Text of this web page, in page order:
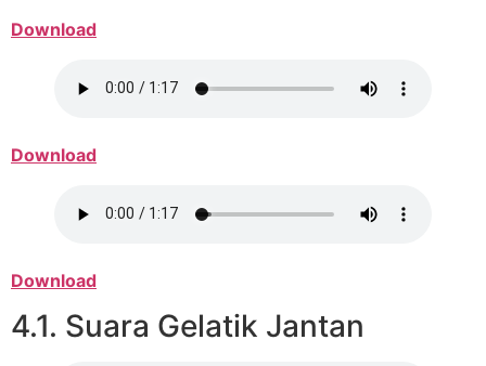
Download
Download
Download
4.1. Suara Gelatik Jantan